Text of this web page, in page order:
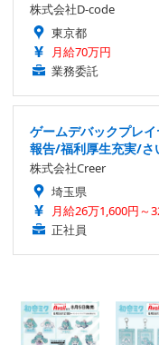
株式会社D-code
東京都
月給70万円
業務委託
ゲームデバックプレ
報告/福利厚生充実/さ
株式会社Creer
埼玉県
月給26万1,600円～
正社員